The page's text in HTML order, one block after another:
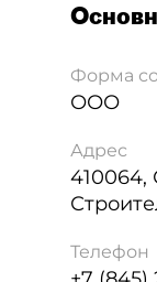
Форма
ООО
Адрес
410064,
Телефон